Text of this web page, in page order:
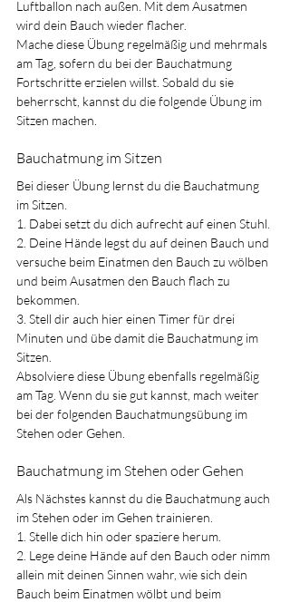
Luftballon nach außen. Mit dem Ausatmen
wird dein Bauch wieder flacher.
Mache diese Übung regelmäßig und mehrmals
am Tag, sofern du bei der Bauchatmung
Fortschritte erzielen willst. Sobald du sie
beherrscht, kannst du die folgende Übung im
Sitzen machen.
Bauchatmung im Sitzen
Bei dieser Übung lernst du die Bauchatmung
im Sitzen.
1. Dabei setzt du dich aufrecht auf einen Stuhl.
2. Deine Hände legst du auf deinen Bauch und
versuche beim Einatmen den Bauch zu wölben
und beim Ausatmen den Bauch flach zu
bekommen.
3. Stell dir auch hier einen Timer für drei
Minuten und übe damit die Bauchatmung im
Sitzen.
Absolviere diese Übung ebenfalls regelmäßig
am Tag. Wenn du sie gut kannst, mach weiter
bei der folgenden Bauchatmungsübung im
Stehen oder Gehen.
Bauchatmung im Stehen oder Gehen
Als Nächstes kannst du die Bauchatmung auch
im Stehen oder im Gehen trainieren.
1. Stelle dich hin oder spaziere herum.
2. Lege deine Hände auf den Bauch oder nimm
allein mit deinen Sinnen wahr, wie sich dein
Bauch beim Einatmen wölbt und beim